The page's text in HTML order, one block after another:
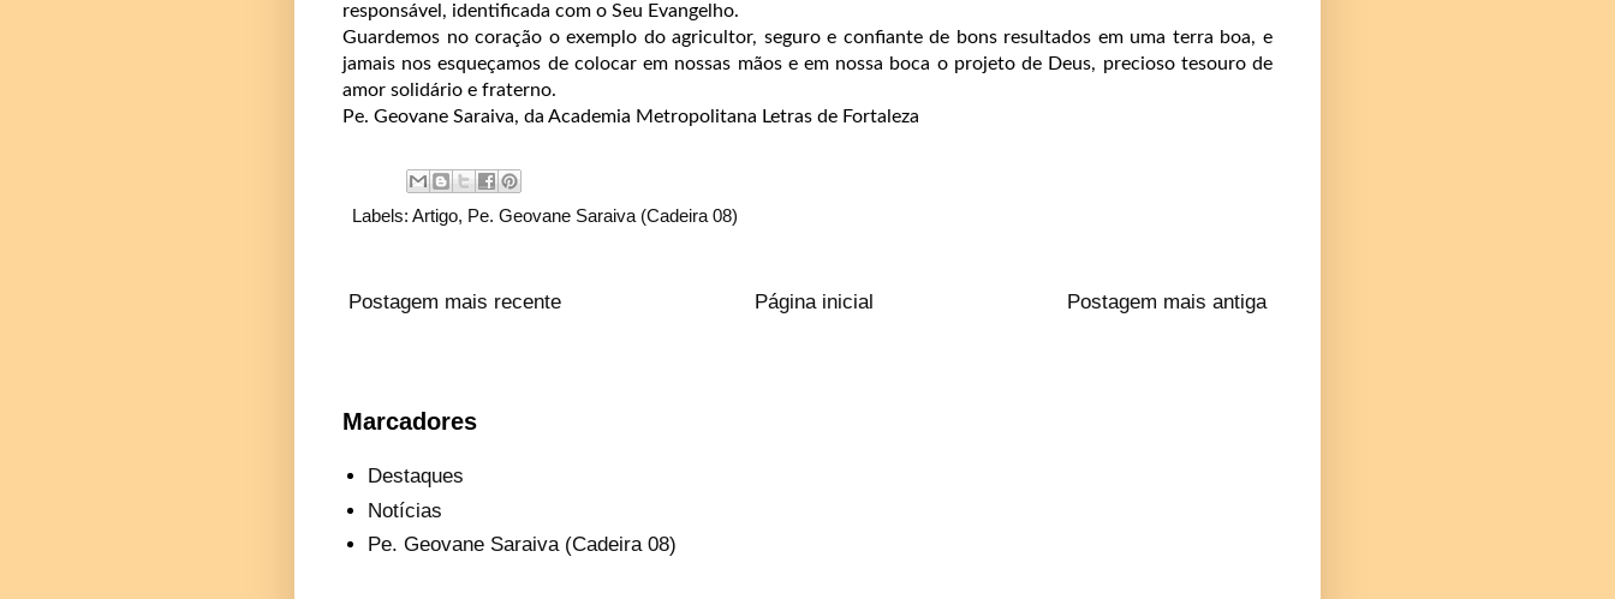
responsável, identificada com o Seu Evangelho.
Guardemos no coração o exemplo do agricultor, seguro e confiante de bons resultados em uma terra boa, e
jamais nos esqueçamos de colocar em nossas mãos e em nossa boca o projeto de Deus, precioso tesouro de
amor solidário e fraterno.
Pe. Geovane Saraiva, da Academia Metropolitana Letras de Fortaleza
Labels: Artigo, Pe. Geovane Saraiva (Cadeira 08)
Postagem mais recente Postagem mais antiga
Página inicial
Marcadores
Destaques
Notícias
Pe. Geovane Saraiva (Cadeira 08)